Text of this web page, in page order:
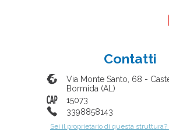
Contatti
Via Monte Santo, 68 -
Bormida (AL )
15073
3398858143
Sei il proprietario di questa